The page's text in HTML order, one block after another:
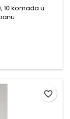
10 komada u
favorite_border